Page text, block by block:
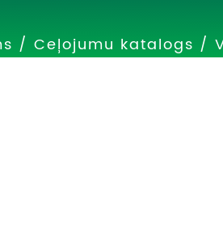
/ Ceļojumu katalogs /